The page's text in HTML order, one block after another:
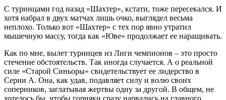
С туринцами год назад «Шахтер», кстати, тоже пересекался. И
хотя набрал в двух матчах лишь очко, выглядел весьма
неплохо. Только вот «Шахтер» с тех пор явно утратил
мышечную массу, тогда как «Юве» продолжает ее наращивать.
Как по мне, вылет туринцев из Лиги чемпионов – это просто
стечение обстоятельств. Так иногда случается. А о реальной
силе «Старой Синьоры» свидетельствует ее лидерство в
Серии А. Она, как удав, подавляет силу и волю своих
соперников, заглатывая жертвы одну за другой. В общем, не
хотелось бы, чтобы горняки сразу нарвались на главного